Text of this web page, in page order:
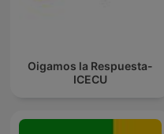
Oigamos la Respuesta-
ICECU